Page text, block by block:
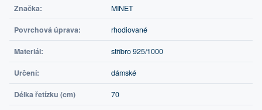
Značka: MINET
Povrchová úprava: rhodiované
Materiál: stříbro 925/1000
Určení: dámské
Délka řetízku (cm) 70